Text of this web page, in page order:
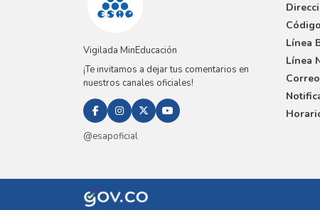
Vigilada MinEducación
¡Te invitamos a dejar tus comentarios en
nuestros canales oficiales!
@esapoficial
Línea
Línea